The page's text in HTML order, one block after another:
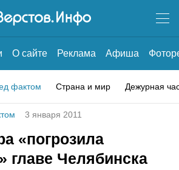
О сайте Реклама Афиша
фактом Страна и мир Дежурная
3 января 2011
«погрозила
главе Челябинска